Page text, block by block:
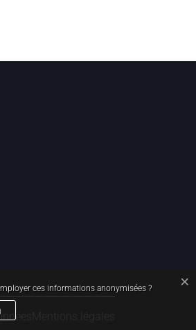
ces informations anonymisées ? ×